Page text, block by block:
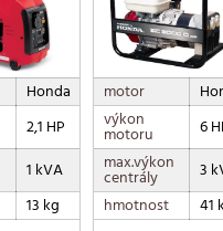
Honda
2,1 HP
1 kVA
13 kg
motor
výkon
motoru
6
max.výkon
centrály
3
hmotnost
41